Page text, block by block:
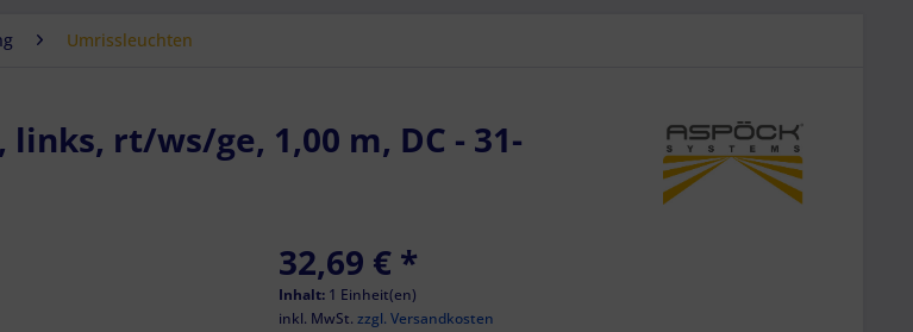
Umrissleuchten
links, rt/ws/ge, 1,00 m, DC - 31-
32,69 € *
Inhalt: 1 Einheit(en)
inkl. MwSt.zzgl. Versandkosten